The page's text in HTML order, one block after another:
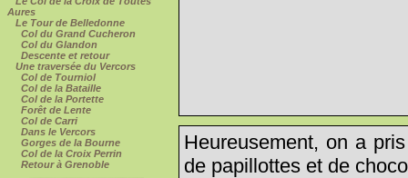
Aures
Le Tour de Belledonne
Col du Grand Cucheron
Col du Glandon
Descente et retour
Une traversée du Vercors
Col de Tourniol
Col de la Bataille
Col de la Portette
Forêt de Lente
Col de Carri
Dans le Vercors
Gorges de la Bourne
Col de la Croix Perrin
Retour à Grenoble
Heureusement, on a
de papillottes et de